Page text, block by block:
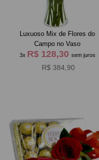
Luxuoso Mix de Flores do
Campo no Vaso
3x R$ 128,30 sem juros
R$ 384,90